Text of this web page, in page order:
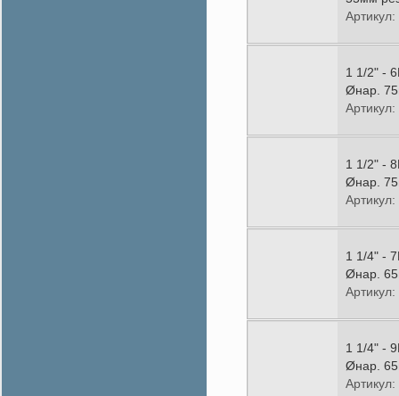
1 1/2" -
Øнар.
1 1/2" -
Øнар.
1 1/4" -
Øнар.
1 1/4" -
Øнар.